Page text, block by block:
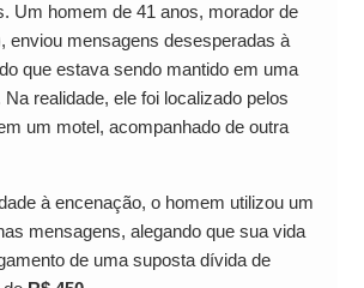
Um homem de 41 anos, morador de
enviou mensagens desesperadas à
que estava sendo mantido em uma
Na realidade, ele foi localizado pelos
um motel, acompanhado de outra
à encenação, o homem utilizou um
mensagens, alegando que sua vida
de uma suposta dívida de